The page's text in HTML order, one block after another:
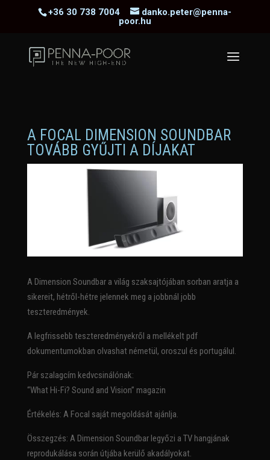
+36 30 738 7004
danko.peter@penna-
poor.hu
A FOCAL DIMENSION SOUNDBAR
TOVÁBB GYŰJTI A DÍJAKAT
A Dimension Soundbar a világ szaksajtójában sorban aratja a
sikereit, hétről-hétre jelennek meg a jobbnál jobb
teszteredmények.
A legfrissebb teszteredményekről a mellékelt pdf
dokumentumokban olvashat németül, oroszul és portugálul.
Pár szalagcím kedvcsinálónak:
“What Hi-Fi? Sound and Vision” magazin
Értékelés: A Focal saját megoldását ajánlja.
Összegzés: A Dimension Soundbar legyőzi a TV hangjának
reprodukálása során útjába kerülő akadályokat.